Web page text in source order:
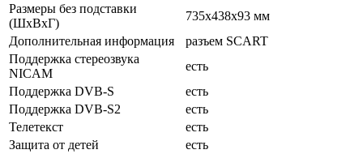
Размеры без подставки
(ШxВxГ)
735x438x93 мм
Дополнительная информация
разъем SCART
Поддержка стереозвука
NICAM
есть
Поддержка DVB-S
есть
Поддержка DVB-S2
есть
Телетекст
есть
Защита от детей
есть